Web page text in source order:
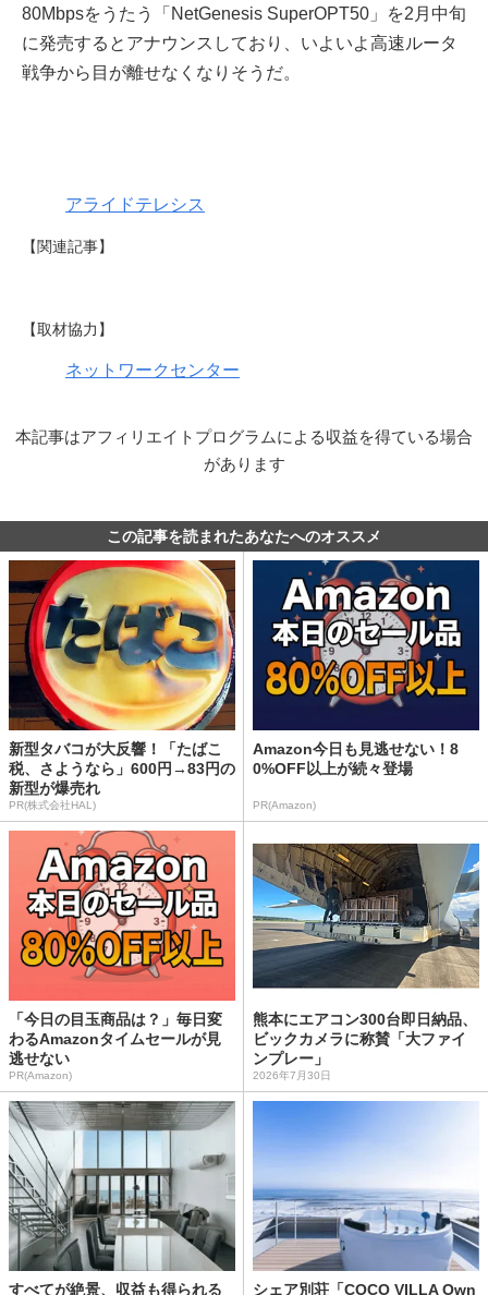
80Mbpsをうたう「NetGenesis SuperOPT50」を2月中旬
に発売するとアナウンスしており、いよいよ高速ルータ
戦争から目が離せなくなりそうだ。
アライドテレシス
【関連記事】
【取材協力】
ネットワークセンター
本記事はアフィリエイトプログラムによる収益を得ている場合
があります
この記事を読まれたあなたへのオススメ
新型タバコが大反響！「たばこ
税、さようなら」600円→83円の
新型が爆売れ
PR(株式会社HAL)
Amazon今日も見逃せない！8
0%OFF以上が続々登場
PR(Amazon)
「今日の目玉商品は？」毎日変
わるAmazonタイムセールが見
逃せない
PR(Amazon)
熊本にエアコン300台即日納品、
ビックカメラに称賛「大ファイ
ンプレー」
2026年7月30日
すべてが絶景、収益も得られる シェア別荘「COCO VILLA Own